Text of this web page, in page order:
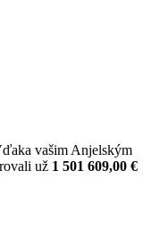
vašim Anjelským
už 1 501 609,00 €